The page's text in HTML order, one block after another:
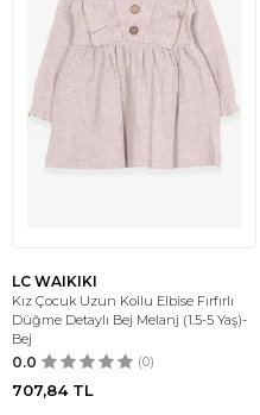
LC WAIKIKI
Kız Çocuk Uzun Kollu Elbise Fırfırlı
Düğme Detaylı Bej Melanj (1.5-5 Yaş)-
Bej
0.0 (0)
707,84TL